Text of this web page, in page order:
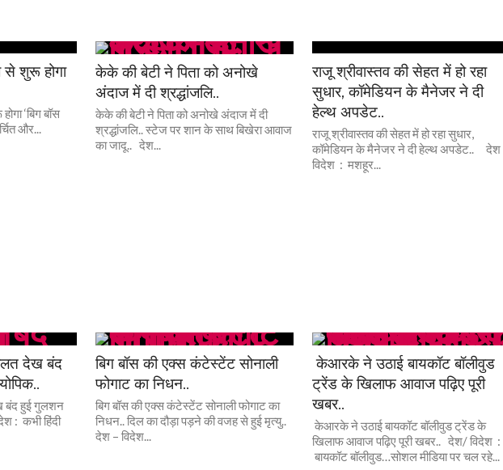
शुरू होगा
‘बिग बॉस
और...
केके की बेटी ने पिता को अनोखे
अंदाज में दी श्रद्धांजलि..
केके की बेटी ने पिता को अनोखे अंदाज में दी
श्रद्धांजलि.. स्टेज पर शान के साथ बिखेरा आवाज
का जादू.. देश...
राजू श्रीवास्तव की सेहत में हो रहा
सुधार, कॉमेडियन के मैनेजर ने दी
हेल्थ अपडेट..
राजू श्रीवास्तव की सेहत में हो रहा सुधार,
कॉमेडियन के मैनेजर ने दी हेल्थ अपडेट.. देश
विदेश : मशहूर...
देख बंद
बंद हुई गुलशन
: कभी हिंदी
बिग बॉस की एक्स कंटेस्टेंट सोनाली
फोगाट का निधन..
बिग बॉस की एक्स कंटेस्टेंट सोनाली फोगाट का
निधन.. दिल का दौड़ा पड़ने की वजह से हुई मृत्यु..
देश – विदेश...
केआरके ने उठाई बायकॉट बॉलीवुड
ट्रेंड के खिलाफ आवाज पढ़िए पूरी
खबर..
केआरके ने उठाई बायकॉट बॉलीवुड ट्रेंड के
खिलाफ आवाज पढ़िए पूरी खबर.. देश/ विदेश :
बायकॉट बॉलीवुड…सोशल मीडिया पर चल रहे...